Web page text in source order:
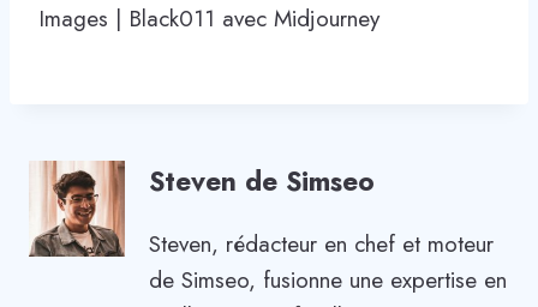
Images | Black011 avec Midjourney
Steven de Simseo
Steven, rédacteur en chef et moteur
de Simseo, fusionne une expertise en